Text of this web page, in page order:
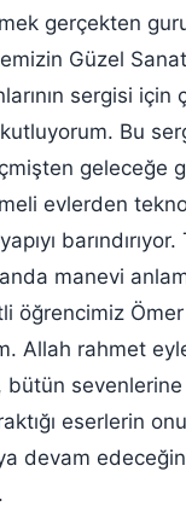
gerçekten
Güzel
sergisi için
Bu
geleceğe
evlerden
manevi
öğrencimiz
Allah rahmet
bütün sevenlerine
eserlerin
devam